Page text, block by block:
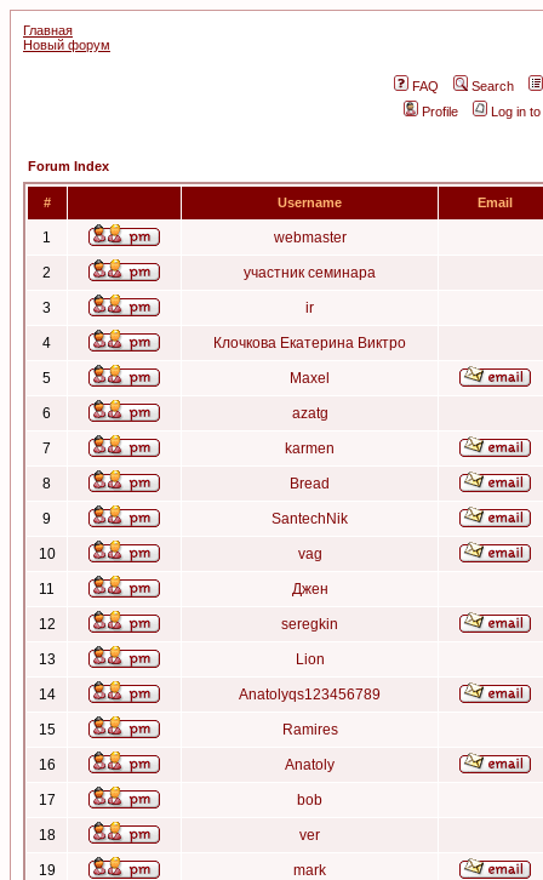
Главная
Новый форум
FAQ
Search
Profile
Log in
Forum Index
# Username Email
1 webmaster
2 участник семинара
3 ir
4 Клочкова Екатерина Виктро
5 Maxel
6 azatg
7 karmen
8 Bread
9 SantechNik
10 vag
11 Джен
12 seregkin
13 Lion
14 Anatolyqs123456789
15 Ramires
16 Anatoly
17 bob
18 ver
19 mark